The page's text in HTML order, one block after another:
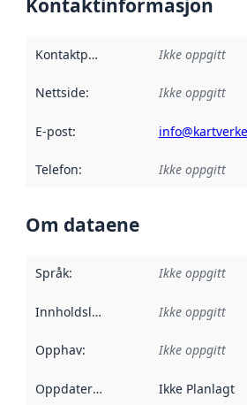
Kontaktinformasjon
Kontaktpunkt Ikke oppgitt
Nettside: Ikke oppgitt
E-post:
Telefon: Ikke oppgitt
Om dataene
Språk: Ikke oppgitt
Innholdsleverandører :
Ikke oppgitt
Opphav: Ikke oppgitt
Oppdateringsfrekvens :
Ikke Planlagt